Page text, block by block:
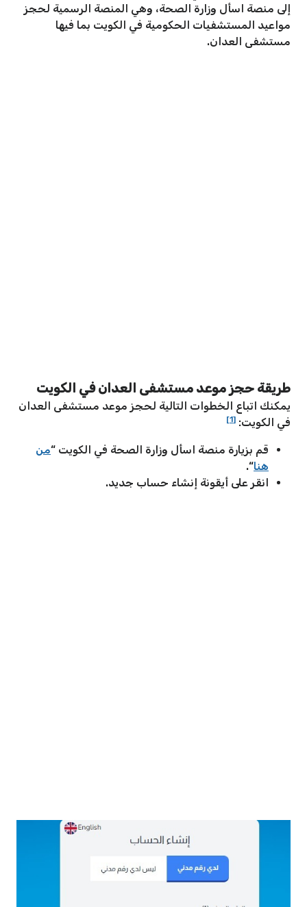
إلى منصة اسأل وزارة الصحة، وهي المنصة الرسمية لحجز
مواعيد المستشفيات الحكومية في الكويت بما فيها
مستشفى العدان.
طريقة حجز موعد مستشفى العدان في الكويت
يمكنك اتباع الخطوات التالية لحجز موعد مستشفى العدان
في الكويت: [1]
قم بزيارة منصة اسأل وزارة الصحة في الكويت “من
هنا“.
انقر على أيقونة إنشاء حساب جديد.